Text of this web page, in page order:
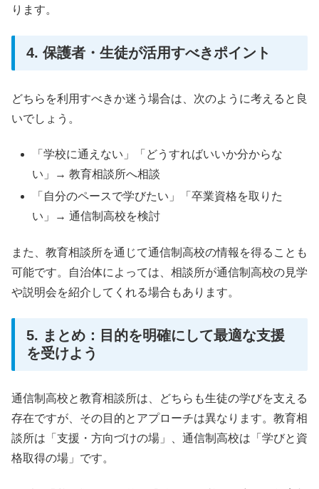
ります。
4. 保護者・生徒が活用すべきポイント
どちらを利用すべきか迷う場合は、次のように考えると良
いでしょう。
「学校に通えない」「どうすればいいか分からな
い」→ 教育相談所へ相談
「自分のペースで学びたい」「卒業資格を取りた
い」→ 通信制高校を検討
また、教育相談所を通じて通信制高校の情報を得ることも
可能です。自治体によっては、相談所が通信制高校の見学
や説明会を紹介してくれる場合もあります。
5. まとめ：目的を明確にして最適な支援
を受けよう
通信制高校と教育相談所は、どちらも生徒の学びを支える
存在ですが、その目的とアプローチは異なります。教育相
談所は「支援・方向づけの場」、通信制高校は「学びと資
格取得の場」です。